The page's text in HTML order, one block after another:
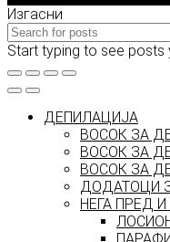
Изгасни
Start typing to see posts
ДЕПИЛАЦИЈА
ВОСОК ЗА
ВОСОК ЗА
ВОСОК ЗА
ДОДАТОЦИ
НЕГА ПРЕД